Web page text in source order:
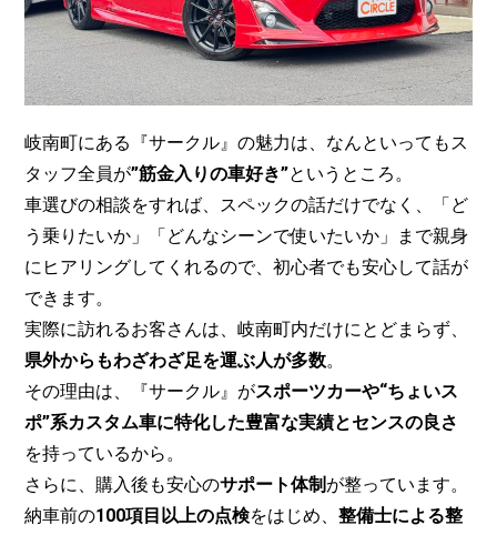
岐南町にある『サークル』の魅力は、なんといってもス
タッフ全員が”筋金入りの車好き”というところ。
車選びの相談をすれば、スペックの話だけでなく、「ど
う乗りたいか」「どんなシーンで使いたいか」まで親身
にヒアリングしてくれるので、初心者でも安心して話が
できます。
実際に訪れるお客さんは、岐南町内だけにとどまらず、
県外からもわざわざ足を運ぶ人が多数。
その理由は、『サークル』がスポーツカーや“ちょいス
ポ”系カスタム車に特化した豊富な実績とセンスの良さ
を持っているから。
さらに、購入後も安心のサポート体制 が整っています。
納車前の100項目以上の点検をはじめ、 整備士による整